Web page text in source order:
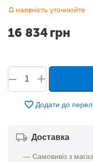
наявність уточнюйте
16 834грн
+
−
Додати до
Доставка
— Самовивіз з